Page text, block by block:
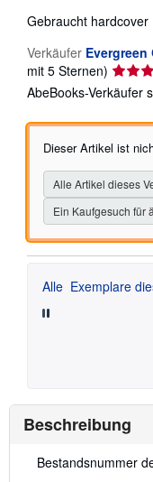
Gebraucht hardcover
Verkäufer
mit 5 Sternen)
5
5
Sternen
AbeBooks-Verkäufer
Dieser Artikel ist
Alle Artikel dieses
Ein Kaufgesuch für
Alle Exemplare
Beschreibung
Beschreibung:
Bestandsnummer